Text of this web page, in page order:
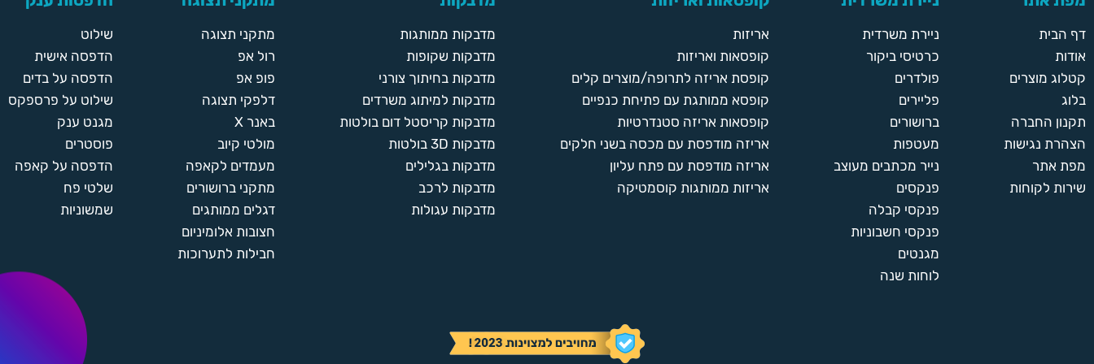
דף הבית
אודות
קטלוג מוצרים
בלוג
תקנון החברה
הצהרת נגישות
מפת אתר
שירות לקוחות
ניירת משרדית
כרטיסי ביקור
פולדרים
פליירים
ברושורים
מעטפות
נייר מכתבים מעוצב
פנקסים
פנקסי קבלה
פנקסי חשבוניות
מגנטים
לוחות שנה
אריזות
קופסאות ואריזות
קופסת אריזה לתרופה/מוצרים קלים
קופסא ממותגת עם פתיחת כנפיים
קופסאות אריזה סטנדרטיות
אריזה מודפסת עם מכסה בשני חלקים
אריזה מודפסת עם פתח עליון
אריזות ממותגות קוסמטיקה
מדבקות ממותגות
מדבקות שקופות
מדבקות בחיתוך צורני
מדבקות למיתוג משרדים
מדבקות קריסטל דום בולטות
מדבקות 3D בולטות
מדבקות בגלילים
מדבקות לרכב
מדבקות עגולות
מתקני תצוגה
רול אפ
פופ אפ
דלפקי תצוגה
באנר X
מולטי קיוב
מעמדים לקאפה
מתקני ברושורים
דגלים ממותגים
חצובות אלומיניום
חבילות לתערוכות
שילוט
הדפסה אישית
הדפסה על בדים
שילוט על פרספקס
מגנט ענק
פוסטרים
הדפסה על קאפה
שלטי פח
שמשוניות